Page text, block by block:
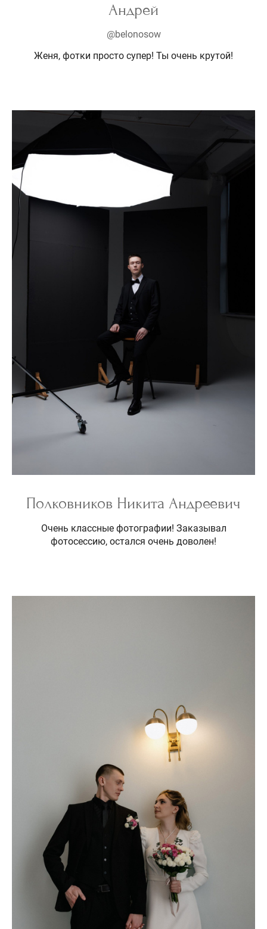
Андрей
@belonosow
Женя, фотки просто супер! Ты очень крутой!
Полковников Никита Андреевич
Очень классные фотографии! Заказывал
фотосессию, остался очень доволен!